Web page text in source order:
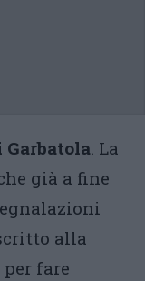
Garbatola. La
già a fine
alla
fare